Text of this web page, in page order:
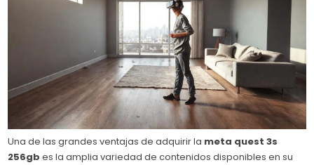
Una de las grandes ventajas de adquirir la meta quest 3s
256gb es la amplia variedad de contenidos disponibles en su